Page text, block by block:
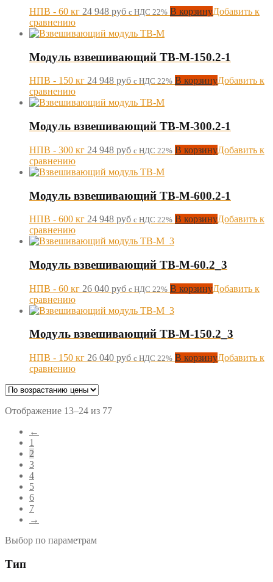
НПВ - 60 кг 24 948 руб с НДС 22% В корзинуДобавить к
сравнению
Модуль взвешивающий ТВ-M-150.2-1
НПВ - 150 кг 24 948 руб с НДС 22% В корзинуДобавить к
сравнению
Модуль взвешивающий ТВ-M-300.2-1
НПВ - 300 кг 24 948 руб с НДС 22% В корзинуДобавить к
сравнению
Модуль взвешивающий ТВ-M-600.2-1
НПВ - 600 кг 24 948 руб с НДС 22% В корзинуДобавить к
сравнению
Модуль взвешивающий ТВ-М-60.2_3
НПВ - 60 кг 26 040 руб с НДС 22% В корзинуДобавить к
сравнению
Модуль взвешивающий ТВ-М-150.2_3
НПВ - 150 кг 26 040 руб с НДС 22% В корзинуДобавить к
сравнению
Отображение 13–24 из 77
←
1
2
3
4
5
6
7
→
Выбор по параметрам
Тип